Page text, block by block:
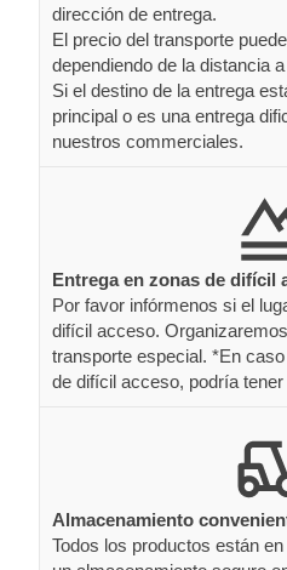
dirección de entrega.
El precio del transporte
dependiendo de la distancia
Si el destino de la entrega
principal o es una entrega
nuestros commerciales.
Entrega en zonas de difícil
Por favor infórmenos si el
difícil acceso.
transporte especial. *En
de difícil acceso, podría
Almacenamiento
Todos los productos están